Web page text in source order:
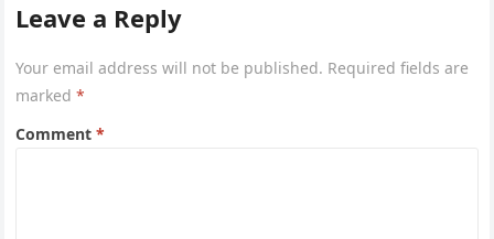
Leave a Reply
Your email address will not be published. Required fields are
marked*
Comment*